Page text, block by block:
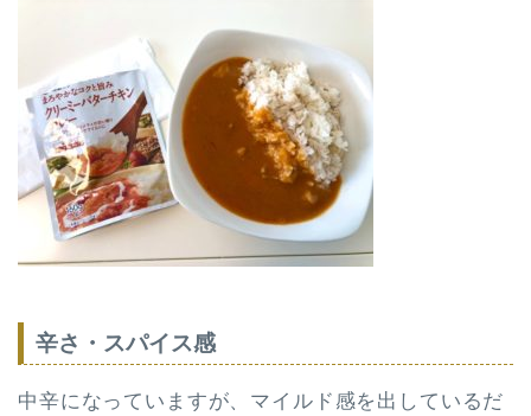
辛さ・スパイス感
中辛になっていますが、マイルド感を出しているだ